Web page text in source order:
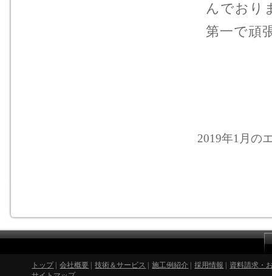
んでおり
第一で頑
2019年1月の
トップ| 会社概要 | 技術＆サービス | 施工例紹介 | 採用情報 | 資料請求・